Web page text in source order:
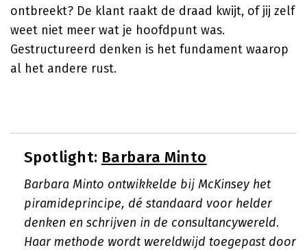
ontbreekt? De klant raakt de draad kwijt, of jij zelf
weet niet meer wat je hoofdpunt was.
Gestructureerd denken is het fundament waarop
al het andere rust.
Spotlight: Barbara Minto
Barbara Minto ontwikkelde bij McKinsey het
piramideprincipe, dé standaard voor helder
denken en schrijven in de consultancywereld.
Haar methode wordt wereldwijd toegepast door